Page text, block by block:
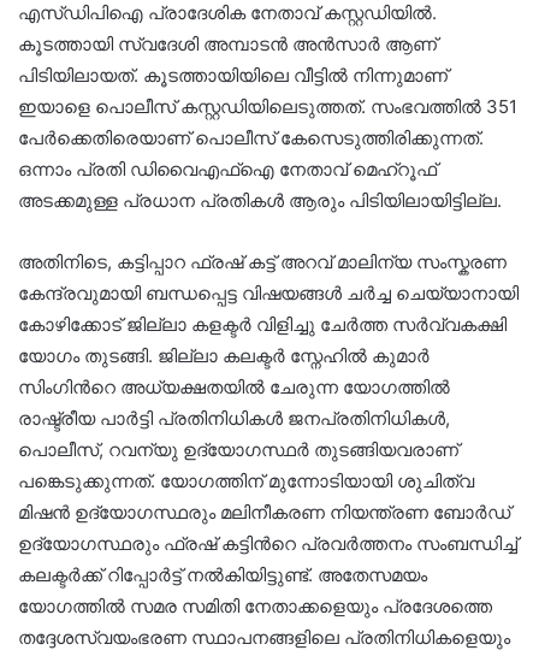
എസ്ഡിപിഐ പ്രാദേശിക നേതാവ് കസ്റ്റഡിയിൽ.
കൂടത്തായി സ്വദേശി അമ്പാടൻ അൻസാർ ആണ്
പിടിയിലായത്. കൂടത്തായിയിലെ വീട്ടിൽ നിന്നുമാണ്
ഇയാളെ പൊലീസ് കസ്റ്റഡിയിലെടുത്തത്. സംഭവത്തില്‍ 351
പേർക്കെതിരെയാണ് പൊലീസ് കേസെടുത്തിരിക്കുന്നത്.
ഒന്നാം പ്രതി ഡിവൈഎഫ്ഐ നേതാവ് മെഹ്‌റൂഫ്
അടക്കമുള്ള പ്രധാന പ്രതികൾ ആരും പിടിയിലായിട്ടില്ല.
അതിനിടെ, കട്ടിപ്പാറ ഫ്രഷ് കട്ട് അറവ് മാലിന്യ സംസ്കരണ
കേന്ദ്രവുമായി ബന്ധപ്പെട്ട വിഷയങ്ങള്‍ ‍ചര്‍ച്ച ചെയ്യാനായി
കോഴിക്കോട് ജില്ലാ കളക്ടര്‍ വിളിച്ചു ചേര്‍ത്ത സര്‍വ്വകക്ഷി
യോഗം തുടങ്ങി. ജില്ലാ കലക്ടര്‍ സ്നേഹില്‍ കുമാര്‍
സിംഗിന്‍റെ അധ്യക്ഷതയില്‍ ചേരുന്ന യോഗത്തില്‍
രാഷ്ട്രീയ പാര്‍ട്ടി പ്രതിനിധികൾ ജനപ്രതിനിധികള്‍,
പൊലീസ്, റവന്യു ഉദ്യോഗസ്ഥര്‍ തുടങ്ങിയവരാണ്
പങ്കെടുക്കുന്നത്. യോഗത്തിന് മുന്നോടിയായി ശുചിത്വ
മിഷന്‍ ഉദ്യോഗസ്ഥരും മലിനീകരണ നിയന്ത്രണ ബോര്‍ഡ്
ഉദ്യോഗസ്ഥരും ഫ്രഷ് കട്ടിന്‍റെ പ്രവര്‍ത്തനം സംബന്ധിച്ച്
കലക്ടര്‍ക്ക് റിപ്പോര്‍ട്ട് നല്‍കിയിട്ടുണ്ട്. അതേസമയം
യോഗത്തിൽ സമര സമിതി നേതാക്കളെയും പ്രദേശത്തെ
തദ്ദേശസ്വയംഭരണ സ്ഥാപനങ്ങളിലെ പ്രതിനിധികളെയും